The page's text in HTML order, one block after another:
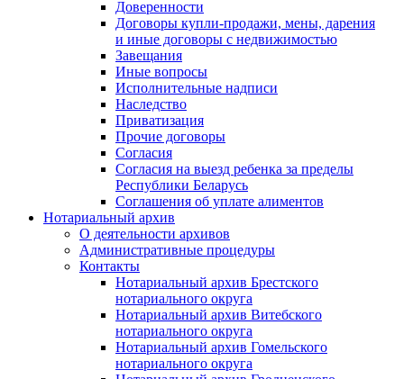
Доверенности
Договоры купли-продажи, мены, дарения
и иные договоры с недвижимостью
Завещания
Иные вопросы
Исполнительные надписи
Наследство
Приватизация
Прочие договоры
Согласия
Согласия на выезд ребенка за пределы
Республики Беларусь
Соглашения об уплате алиментов
Нотариальный архив
О деятельности архивов
Административные процедуры
Контакты
Нотариальный архив Брестского
нотариального округа
Нотариальный архив Витебского
нотариального округа
Нотариальный архив Гомельского
нотариального округа